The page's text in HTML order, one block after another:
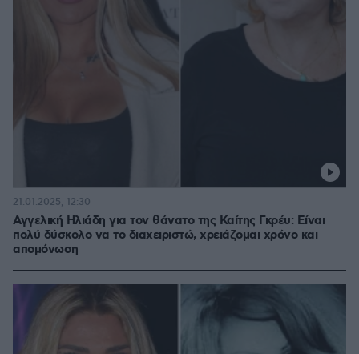
Αγγελική Ηλιάδη για τον θάνατο της Καίτης Γκρέυ: Είναι
πολύ δύσκολο να το διαχειριστώ, χρειάζομαι χρόνο και
απομόνωση
21.01.2025, 12:30